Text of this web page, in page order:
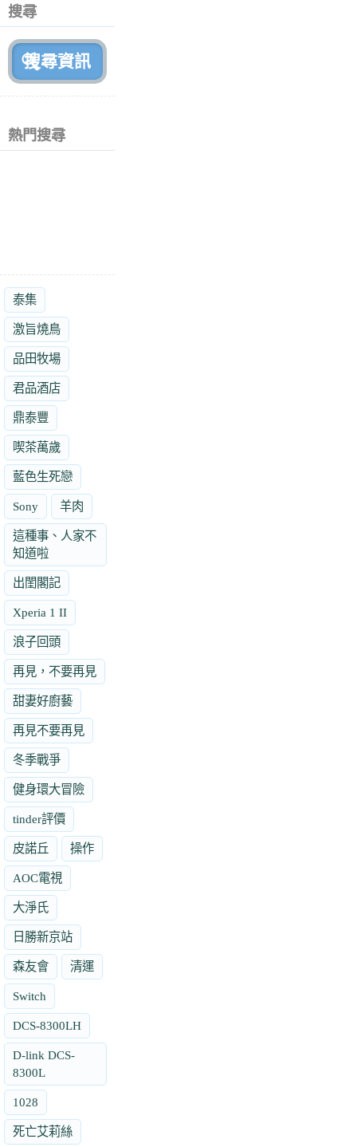
搜尋
熱門搜尋
泰集
激旨燒鳥
品田牧場
君品酒店
鼎泰豐
喫茶萬歲
藍色生死戀
Sony 羊肉
這種事、人家不
知道啦
出閨閣記
Xperia 1 II
浪子回頭
再見，不要再見
甜妻好廚藝
再見不要再見
冬季戰爭
健身環大冒險
tinder評價
皮諾丘 操作
AOC電視
大淨氏
日勝新京站
森友會 清運
Switch
DCS-8300LH
D-link DCS-
8300L
1028
死亡艾莉絲